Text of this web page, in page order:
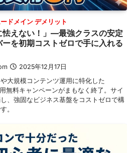
ドメイン デメリット
怯えない！」—最強クラスの安定
を初期コストゼロで手に入れる
2025年12月17日
大規模コンテンツ運用に特化した
無料キャンペーンがまもなく終了。サイ
、強固なビジネス基盤をコストゼロで構
。